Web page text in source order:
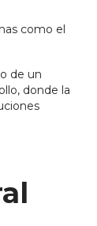
como el
de un
donde la